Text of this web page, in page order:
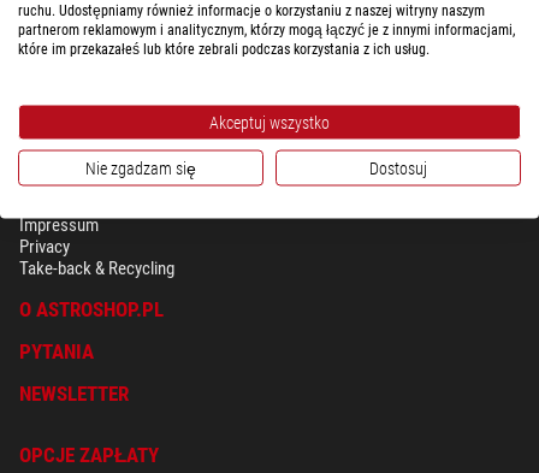
BEZPIECZEŃSTWO & OCHRONA DANYCH OSOBISTYCH
Impressum
Privacy
Take-back & Recycling
O ASTROSHOP.PL
PYTANIA
NEWSLETTER
OPCJE ZAPŁATY
ruchu. Udostępniamy również informacje o korzystaniu z naszej witryny naszym
partnerom reklamowym i analitycznym, którzy mogą łączyć je z innymi informacjami,
które im przekazałeś lub które zebrali podczas korzystania z ich usług.
Akceptuj wszystko
Nie zgadzam się Dostosuj